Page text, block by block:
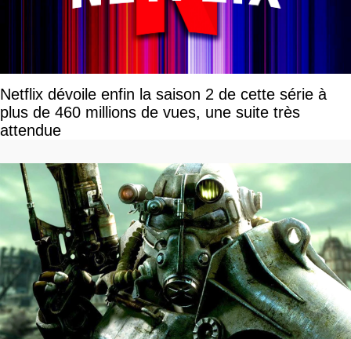
Netflix dévoile enfin la saison 2 de cette série à
plus de 460 millions de vues, une suite très
attendue